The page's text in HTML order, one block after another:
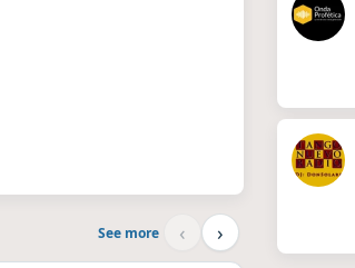
See more ‹ ›